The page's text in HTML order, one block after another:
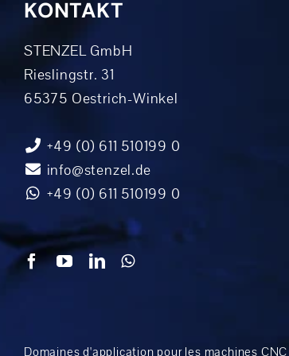
KONTAKT
STENZEL GmbH
Rieslingstr. 31
65375 Oestrich-Winkel
+49 (0) 611 510199 0
info@stenzel.de
+49 (0) 611 510199 0
Domaines d'application pour les machines CNC